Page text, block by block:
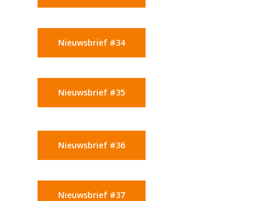
Nieuwsbrief #34
Nieuwsbrief #35
Nieuwsbrief #36
Nieuwsbrief #37